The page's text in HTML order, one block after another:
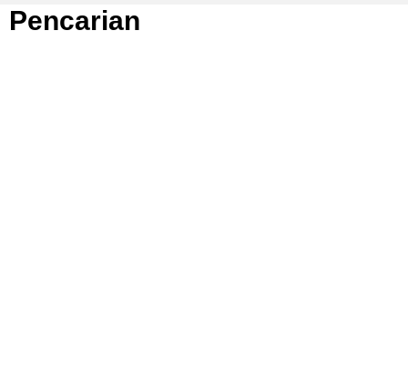
Pencarian